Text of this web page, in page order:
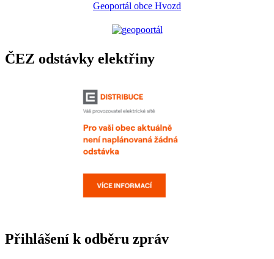
Geoportál obce Hvozd
ČEZ odstávky elektřiny
Přihlášení k odběru zpráv